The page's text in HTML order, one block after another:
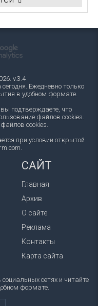
v.3.4
Ежедневно только
в удобном формате.
подтверждаете, что
файлов cookies.
cookies.
при условии открытой
САЙТ
Главная
Архив
О сайте
Реклама
Контакты
Карта сайта
сетях и читайте
формате.